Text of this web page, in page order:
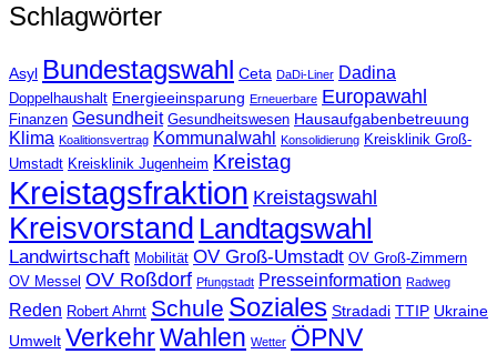
Schlagwörter
Asyl Bundestagswahl Ceta DaDi-Liner Dadina
Doppelhaushalt Energieeinsparung Erneuerbare Europawahl
Finanzen Gesundheit Gesundheitswesen Hausaufgabenbetreuung
Klima Koalitionsvertrag Kommunalwahl Konsolidierung Kreisklinik Groß-
Umstadt Kreisklinik Jugenheim Kreistag
Kreistagsfraktion Kreistagswahl
Kreisvorstand Landtagswahl
Landwirtschaft Mobilität OV Groß-Umstadt OV Groß-Zimmern
OV Messel OV Roßdorf Pfungstadt Presseinformation Radweg
Reden Robert Ahrnt Schule Soziales Stradadi TTIP Ukraine
Umwelt VerkehrWahlen Wetter ÖPNV